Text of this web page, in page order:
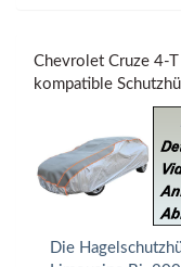
Chevrolet Cruze 4-
kompatible
Die